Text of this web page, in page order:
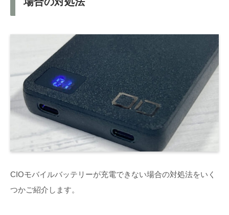
CIOモバイルバッテリーが充電できない場合の対処法をいく
つかご紹介します。